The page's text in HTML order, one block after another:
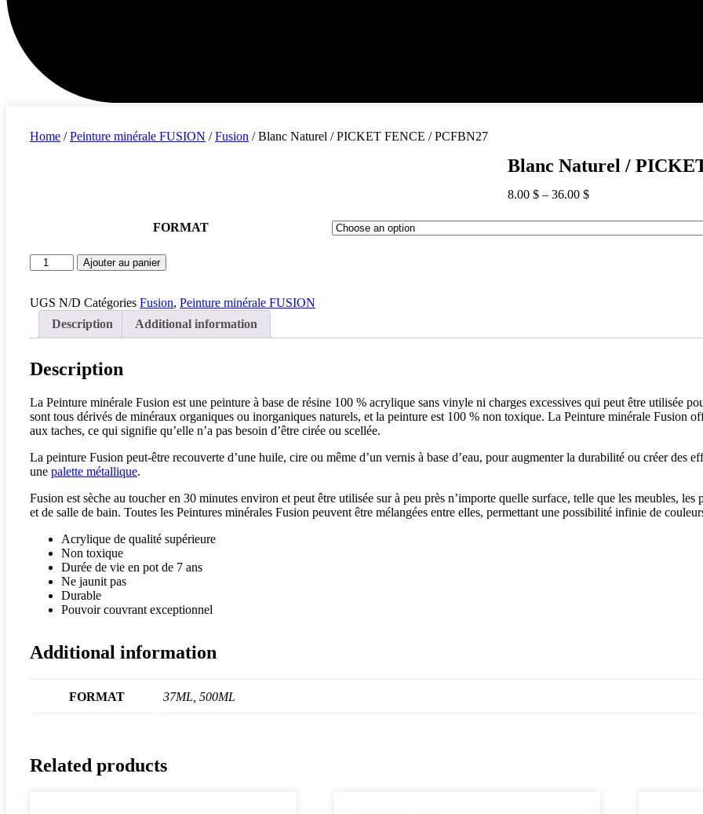
Home /Peinture minérale FUSION /Fusion / Blanc Naturel / PICKET FENCE / PCFBN27
Blanc Naturel /
8.00 $– 36.00 $
FORMAT
Blanc
Naturel
PICKET
FENCE
Ajouter au panier
UGS N/D Catégories Fusion, Peinture minérale FUSION
Description
Additional information
Description
La Peinture minérale Fusion est une peinture à base de résine 100 % acrylique sans vinyle ni charges excessives qui peut être utilisée
sont tous dérivés de minéraux organiques ou inorganiques naturels, et la peinture est 100 % non toxique. La Peinture minérale Fusion
aux taches, ce qui signifie qu’elle n’a pas besoin d’être cirée ou scellée.
La peinture Fusion peut-être recouverte d’une huile, cire ou même d’un vernis à base d’eau, pour augmenter la durabilité ou créer des
une palette métallique.
Fusion est sèche au toucher en 30 minutes environ et peut être utilisée sur à peu près n’importe quelle surface, telle que les meubles, les
et de salle de bain. Toutes les Peintures minérales Fusion peuvent être mélangées entre elles, permettant une possibilité infinie de
Acrylique de qualité supérieure
Non toxique
Durée de vie en pot de 7 ans
Ne jaunit pas
Durable
Pouvoir couvrant exceptionnel
Additional information
FORMAT 37ML, 500ML
Related products